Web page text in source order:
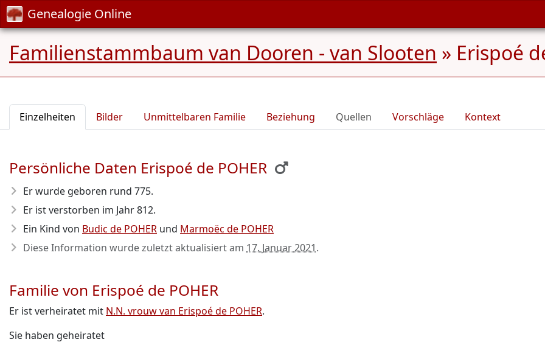
Genealogie Online
Familienstammbaum van Dooren - van Slooten » Erispoé
Einzelheiten Bilder Unmittelbaren Familie Beziehung Quellen Vorschläge Kontext
Persönliche Daten Erispoé de POHER
Er wurde geboren rund 775.
Er ist verstorben im Jahr 812.
Ein Kind von Budic de POHER und Marmoëc de POHER
Diese Information wurde zuletzt aktualisiert am 17. Januar 2021.
Familie von Erispoé de POHER
Er ist verheiratet mit N.N. vrouw van Erispoé de POHER.
Sie haben geheiratet